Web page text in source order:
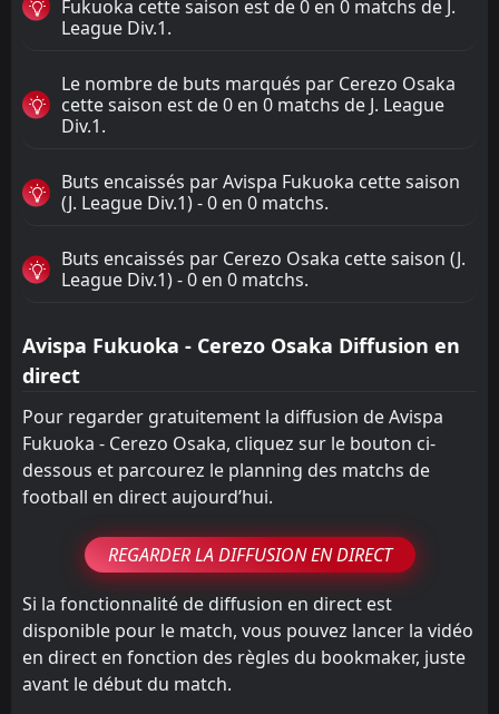
Fukuoka cette saison est de 0 en 0 matchs de J.
League Div.1.
Le nombre de buts marqués par Cerezo Osaka
cette saison est de 0 en 0 matchs de J. League
Div.1.
Buts encaissés par Avispa Fukuoka cette saison
(J. League Div.1) - 0 en 0 matchs.
Buts encaissés par Cerezo Osaka cette saison (J.
League Div.1) - 0 en 0 matchs.
Avispa Fukuoka - Cerezo Osaka Diffusion en
direct
Pour regarder gratuitement la diffusion de Avispa
Fukuoka - Cerezo Osaka, cliquez sur le bouton ci-
dessous et parcourez le planning des matchs de
football en direct aujourd’hui.
REGARDER LA DIFFUSION EN DIRECT
Si la fonctionnalité de diffusion en direct est
disponible pour le match, vous pouvez lancer la vidéo
en direct en fonction des règles du bookmaker, juste
avant le début du match.